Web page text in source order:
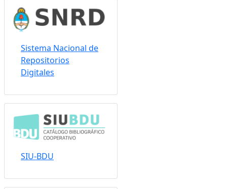
Institucional de la
Universidad de
Sistema Nacional de
Repositorios